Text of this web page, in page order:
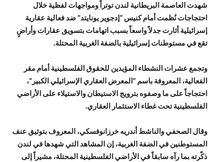
شهدت العاصمة البريطانية لندن توتراً ومواجهات لفظية خلال
احتجاجات نُظمت أمام كنيس “إدجوير يونايتد” ضد فعالية عقارية
إسرائيلية أثارت جدلاً واسعاً بسبب اتهامات بتسويق عقارات وأراضٍ
تقع في مستوطنات إسرائيلية بالضفة الغربية المحتلة.
وتجمع عشرات النشطاء المؤيدين للحقوق الفلسطينية أمام مقر
الفعالية، المعروفة باسم “المعرض العقاري الإسرائيلي الكبير”،
احتجاجاً على ما وصفوه بترويج الاستيطان والاستيلاء على الأراضي
الفلسطينية تحت غطاء الاستثمار العقاري.
وقال الصحفي والناشط أندريه خرزانوفسكي، المعروف بتوثيق عنف
المستوطنين في الضفة الغربية، إن المشاهد التي شهدها في لندن
ذكّرته بما رآه سابقاً في الأراضي الفلسطينية المحتلة، مشيراً إلى